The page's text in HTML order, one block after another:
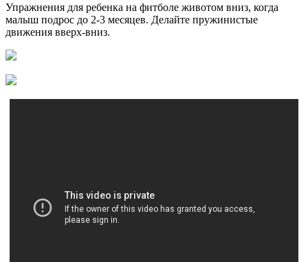
Упражнения для ребенка на фитболе животом вниз, когда
малыш подрос до 2-3 месяцев. Делайте пружинистые
движения вверх-вниз.